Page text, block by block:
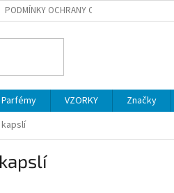
PODMÍNKY OCHRANY OSOBNÍCH ÚDAJŮ
Parfémy VZORKY Značky